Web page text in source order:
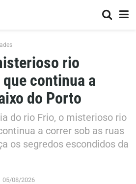
rio
continua a
do Porto
do rio Frio, o misterioso rio
a correr sob as ruas
os segredos escondidos da
05/08/2026